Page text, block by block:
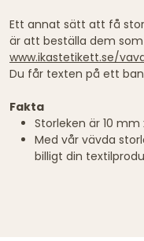
Ett annat sätt att få
är att beställa dem
www.ikastetikett.se/
Du får texten på ett
Fakta
Storleken är 10 mm
Med vår vävda
billigt din